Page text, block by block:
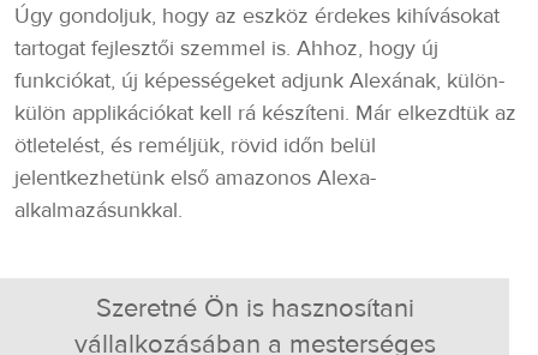
Úgy gondoljuk, hogy az eszköz érdekes kihívásokat
tartogat fejlesztői szemmel is. Ahhoz, hogy új
funkciókat, új képességeket adjunk Alexának, külön-
külön applikációkat kell rá készíteni. Már elkezdtük az
ötletelést, és reméljük, rövid időn belül
jelentkezhetünk első amazonos Alexa-
alkalmazásunkkal.
Szeretné Ön is hasznosítani
vállalkozásában a mesterséges